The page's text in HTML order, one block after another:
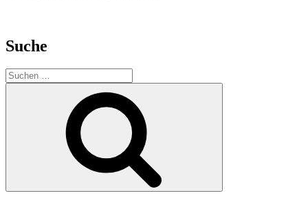
Suche
Suche
nach: